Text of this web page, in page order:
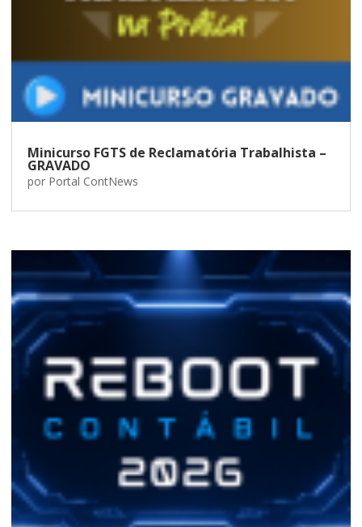
Minicurso FGTS de Reclamatória Trabalhista –
GRAVADO
por Portal ContNews